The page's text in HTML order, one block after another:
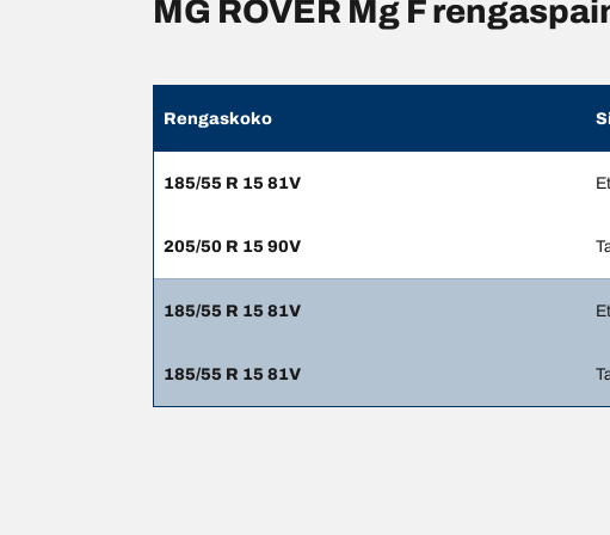
MG ROVER Mg F
Rengaskoko
185/55 R 15 81V
205/50 R 15 90V
185/55 R 15 81V
185/55 R 15 81V